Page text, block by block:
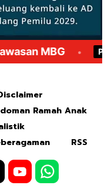
Ramah Anak
RSS